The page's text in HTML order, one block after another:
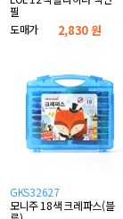
필
도매가
2,830 원
GKS32627
모니주 18색 크레파스(블